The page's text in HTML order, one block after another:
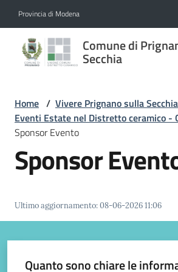
Provincia di Modena
Comune di
Secchia
Comune
di
sulla
Secchia
Amministrazione
Novità
Vivere
Home / Vivere Prignano sulla Secchia
Eventi Estate nel Distretto ceramico -
Sponsor Evento
Sponsor
Ultimo aggiornamento:08-06-2026 11:06
Quanto sono chiare le